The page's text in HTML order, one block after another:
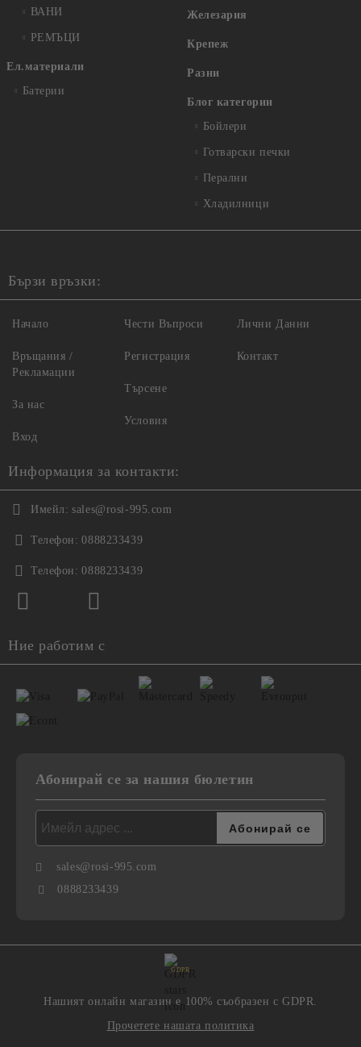
ВАНИ
РЕМЪЦИ
Ел.материали
Батерии
Железария
Крепеж
Разни
Блог категории
Бойлери
Готварски печки
Перални
Хладилници
Бързи връзки:
Начало
Връщания /
Рекламации
За нас
Вход
Чести Въпроси
Регистрация
Търсене
Условия
Лични Данни
Контакт
Информация за контакти:
Имейл: sales@rosi-995.com
Телефон: 0888233439
Телефон: 0888233439
Ние работим с
Абонирай се за нашия бюлетин
sales@rosi-995.com
0888233439
GDPR
Нашият онлайн магазин е 100% съобразен с GDPR.
Прочетете нашата политика